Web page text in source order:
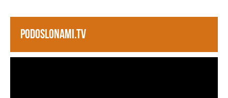
PODOSLONAMI.TV